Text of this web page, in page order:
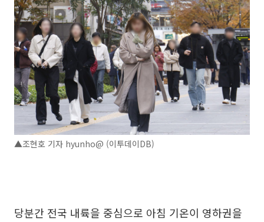
▲조현호 기자 hyunho@ (이투데이DB)
당분간 전국 내륙을 중심으로 아침 기온이 영하권을